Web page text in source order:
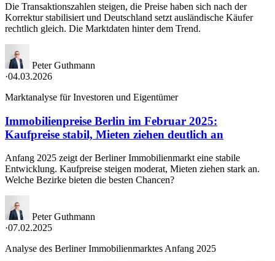
Die Transaktionszahlen steigen, die Preise haben sich nach der
Korrektur stabilisiert und Deutschland setzt ausländische Käufer
rechtlich gleich. Die Marktdaten hinter dem Trend.
Peter Guthmann
·04.03.2026
Marktanalyse für Investoren und Eigentümer
Immobilienpreise Berlin im Februar 2025:
Kaufpreise stabil, Mieten ziehen deutlich an
Anfang 2025 zeigt der Berliner Immobilienmarkt eine stabile
Entwicklung. Kaufpreise steigen moderat, Mieten ziehen stark an.
Welche Bezirke bieten die besten Chancen?
Peter Guthmann
·07.02.2025
Analyse des Berliner Immobilienmarktes Anfang 2025